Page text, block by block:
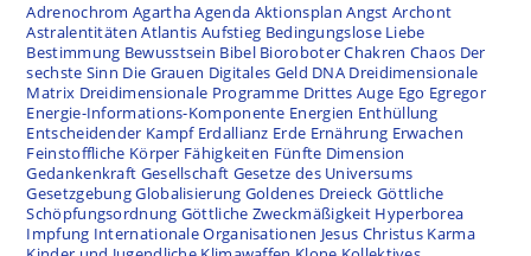
Adrenochrom AgarthaAgenda Aktionsplan Angst Archont
Astralentitäten Atlantis Aufstieg Bedingungslose Liebe
Bestimmung Bewusstsein Bibel BioroboterChakren Chaos Der
sechste Sinn Die Grauen Digitales Geld DNA Dreidimensionale
Matrix Dreidimensionale Programme Drittes Auge Ego Egregor
Energie-Informations-Komponente Energien Enthüllung
Entscheidender Kampf Erdallianz Erde Ernährung Erwachen
Feinstoffliche Körper Fähigkeiten Fünfte Dimension
Gedankenkraft Gesellschaft Gesetze des Universums
GesetzgebungGlobalisierung Goldenes Dreieck Göttliche
Schöpfungsordnung Göttliche Zweckmäßigkeit Hyperborea
Impfung Internationale Organisationen Jesus Christus Karma